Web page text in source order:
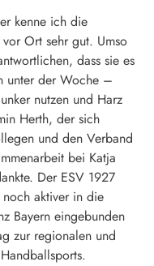
kenne ich die
Ort sehr gut. Umso
dass sie es
unter der Woche –
nutzen und Harz
Herth, der sich
und den Verband
bei Katja
Der ESV 1927
aktiver in die
Bayern eingebunden
zur regionalen und